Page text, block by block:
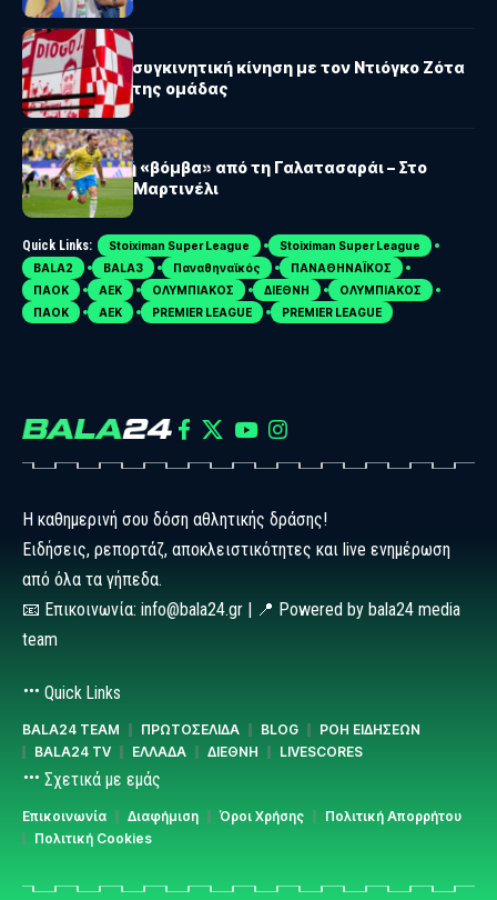
ΛΊΒΕΡΠΟΥΛ
Λίβερπουλ: Η συγκινητική κίνηση με τον Ντιόγκο Ζότα
στο πούλμαν της ομάδας
SÜPER LIG
Μεταγραφική «βόμβα» από τη Γαλατασαράι – Στο
στόχαστρο ο Μαρτινέλι
Quick Links: Stoiximan Super League
Stoiximan Super League
BALA2
BALA3 Παναθηναϊκός
ΠΑΝΑΘΗΝΑΪΚΟΣ
ΠΑΟΚ
ΑΕΚ ΟΛΥΜΠΙΑΚΟΣ ΔΙΕΘΝΗ
ΟΛΥΜΠΙΑΚΟΣ
ΠΑΟΚ
ΑΕΚ PREMIER LEAGUE PREMIER LEAGUE
Η καθημερινή σου δόση αθλητικής δράσης!
Ειδήσεις, ρεπορτάζ, αποκλειστικότητες και live ενημέρωση
από όλα τα γήπεδα.
📧 Επικοινωνία: info@bala24.gr | 📍 Powered by bala24 media
team
Quick Links
BALA24 TEAM ΠΡΩΤΟΣΕΛΙΔΑ BLOG
ΡΟΗ ΕΙΔΗΣΕΩΝ
BALA24 TV
ΕΛΛΑΔΑ ΔΙΕΘΝΗ LIVESCORES
Σχετικά με εμάς
Επικοινωνία Διαφήμιση Όροι Χρήσης
Πολιτική Απορρήτου
Πολιτική Cookies